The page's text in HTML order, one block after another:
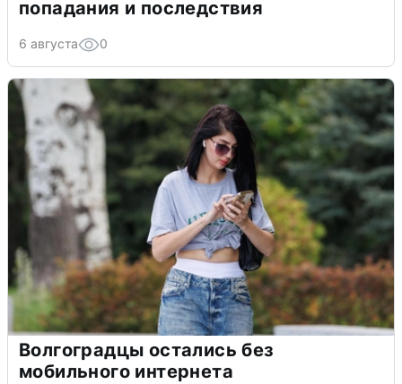
попадания и последствия
6 августа 0
Волгоградцы остались без
мобильного интернета